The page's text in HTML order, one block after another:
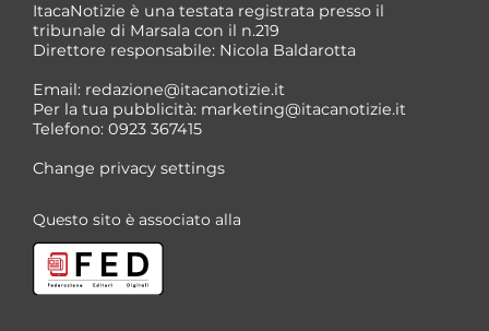
*
ItacaNotizie è una testata registrata presso il
tribunale di Marsala con il n.219
Direttore responsabile: Nicola Baldarotta
Email: redazione@itacanotizie.it
Per la tua pubblicità: marketing@itacanotizie.it
Telefono: 0923 367415
Change privacy settings
Questo sito è associato alla